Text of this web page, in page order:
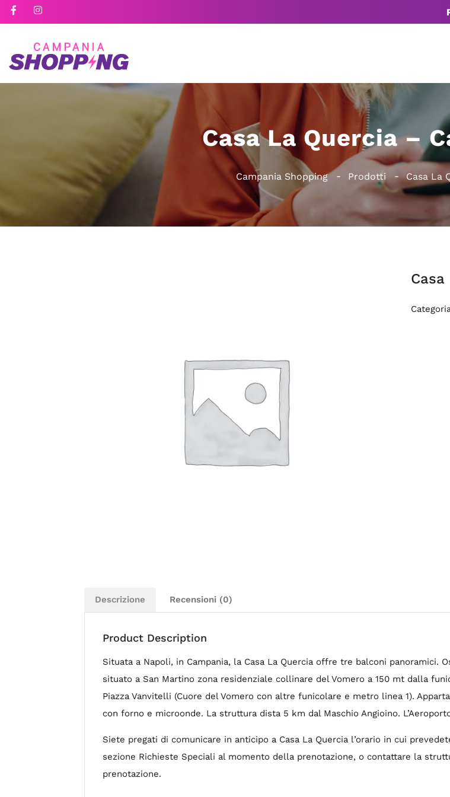
Casa La Quercia –
Campania Shopping Prodotti Casa La
Descrizione Recensioni (0)
Product Description
Situata a Napoli, in Campania, la Casa La Quercia offre tre balconi panoramici.
situato a San Martino zona residenziale collinare del Vomero a 150 mt dalla
Piazza Vanvitelli (Cuore del Vomero con altre funicolare e metro linea 1).
con forno e microonde. La struttura dista 5 km dal Maschio Angioino.
Siete pregati di comunicare in anticipo a Casa La Quercia l’orario in cui
sezione Richieste Speciali al momento della prenotazione, o contattare la
prenotazione.